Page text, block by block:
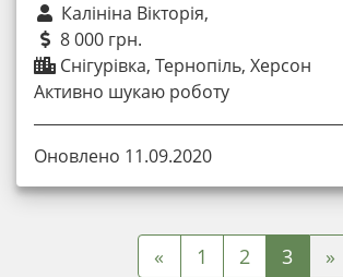
Калініна Вікторія,
8 000 грн.
Снігурівка, Тернопіль, Херсон
Активно шукаю роботу
Оновлено 11.09.2020
« 1 2 3 »